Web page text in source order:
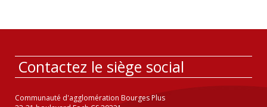
Contactez le siège social
Communauté d'agglomération Bourges Plus